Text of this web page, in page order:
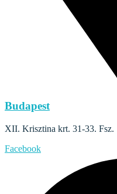
Budapest
XII. Krisztina krt. 31-33. Fsz.
Facebook